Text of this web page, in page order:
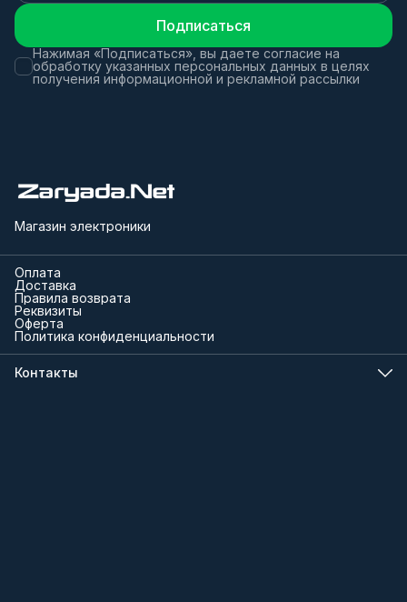
Подписаться
Нажимая «Подписаться», вы даете согласие на
обработку указанных персональных данных в целях
получения информационной и рекламной рассылки
Магазин электроники
Оплата
Доставка
Правила возврата
Реквизиты
Оферта
Политика конфиденциальности
Контакты